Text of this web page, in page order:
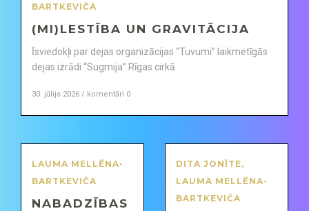
BARTKEVIČA
(MI)LESTĪBA UN GRAVITĀCIJA
Īsviedokļi par dejas organizācijas “Tuvumi” laikmetīgās
dejas izrādi “Sugmija” Rīgas cirkā
30. jūlijs 2026 / komentāri 0
LAUMA MELLĒNA-
BARTKEVIČA
NABADZĪBAS
DITA JONĪTE,
LAUMA MELLĒNA-
BARTKEVIČA